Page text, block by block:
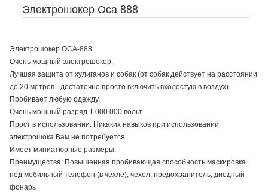
Электрошокер Оса 888
Электрошокер ОСА-888
Очень мощный электрошокер.
Лучшая защита от хулиганов и собак (от собак действует на расстоянии
до 20 метров - достаточно просто включить вхолостую в воздух).
Пробивает любую одежду.
Очень мощный разряд 1 000 000 вольт.
Прост в использовании. Никаких навыков при использовании
электрошока Вам не потребуется.
Имеет миниатюрные размеры.
Преимущества: Повышенная пробивающая способность маскировка
под мобильный телефон (в чехле), чехол, предохранитель, диодный
фонарь